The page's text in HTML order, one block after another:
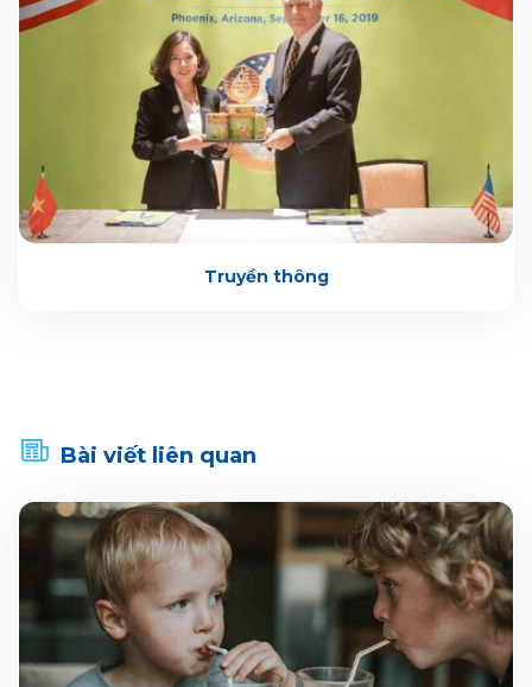
Truyền thông
Bài viết liên quan